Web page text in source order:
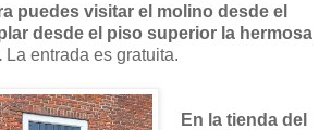
puedes visitar el molino desde el
desde el piso superior la hermosa
La entrada es gratuita.
En la tienda del